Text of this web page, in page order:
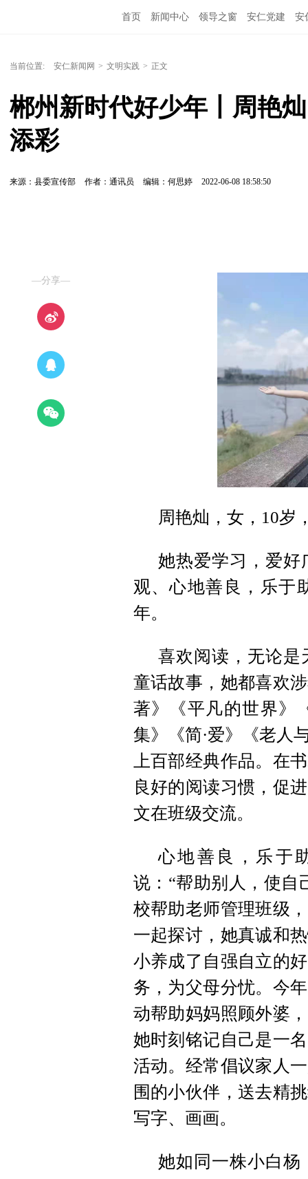
首页 新闻中心 领导之窗 安仁党建 安
当前位置: 安仁新闻网 > 文明实践 > 正文
郴州新时代好少年丨周艳
添彩
来源：县委宣传部 作者：通讯员 编辑：何思婷 2022-06-08 18:58:50
—分享—
周艳灿，女，10岁
她热爱学习，爱好
观、心地善良，乐于
年。
喜欢阅读，无论是
童话故事，她都喜欢
著》《平凡的世界》
集》
《简·爱》
《老人
上百部经典作品。在
良好的阅读习惯，促
文在班级交流。
心地善良，乐于
说：“帮助别人，使自
校帮助老师管理班级，
一起探讨，她真诚和
小养成了自强自立的
务，为父母分忧。 今
动帮助妈妈照顾外婆
她时刻铭记自己是一
活动。经常倡议家人
围的小伙伴，送去精
写字、画画。
她如同一株小白杨